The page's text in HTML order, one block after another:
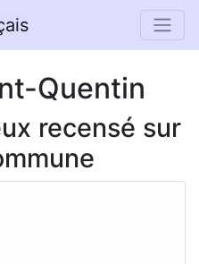
Quentin
recensé sur